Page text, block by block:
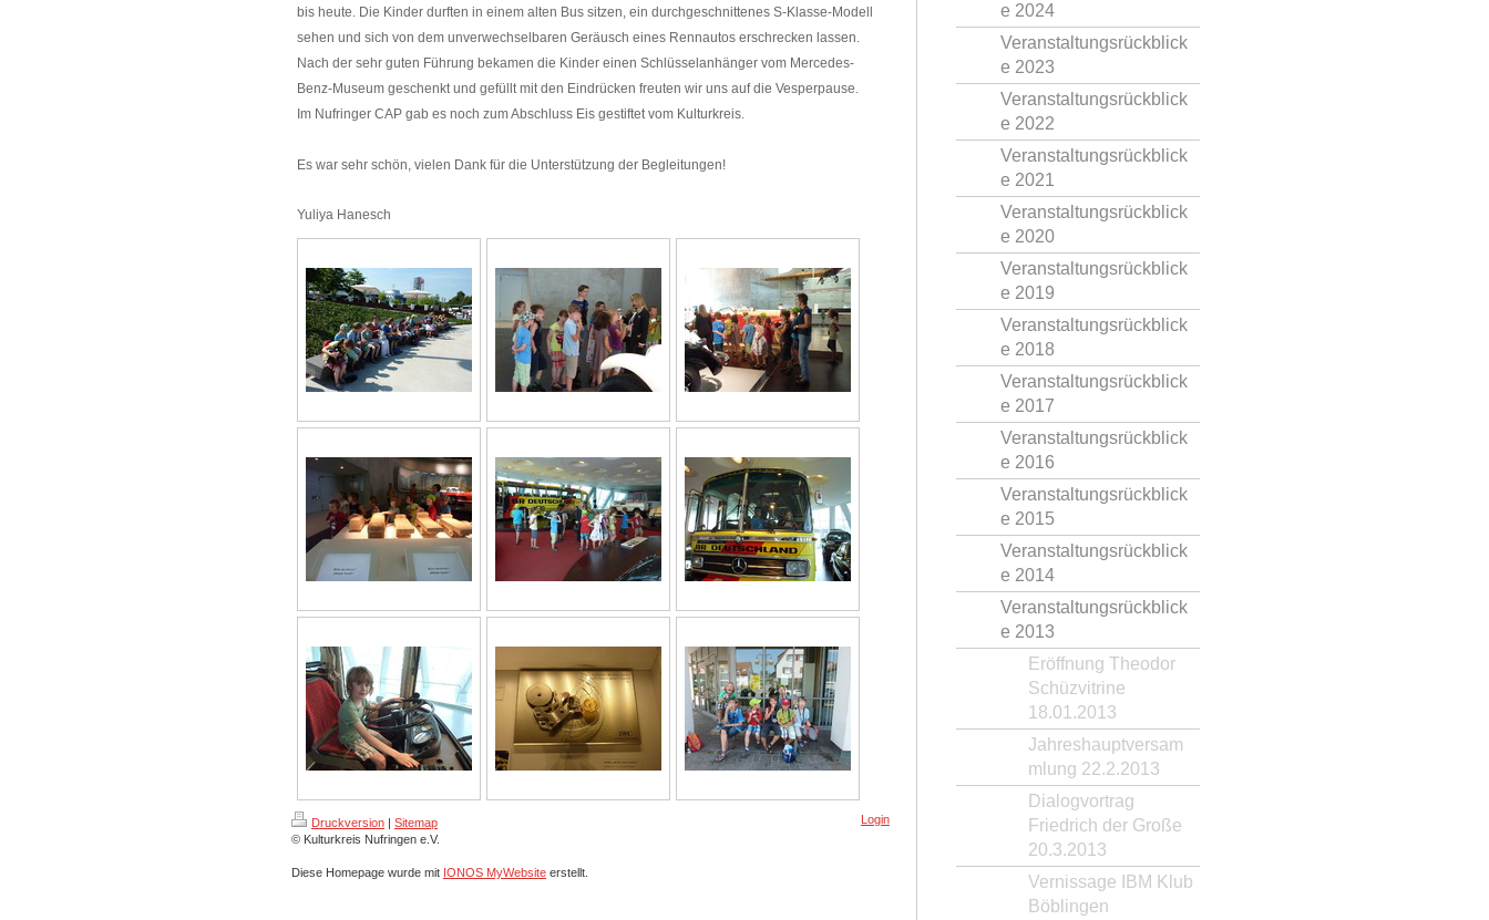
bis heute. Die Kinder durften in einem alten Bus sitzen, ein durchgeschnittenes S-Klasse-Modell
sehen und sich von dem unverwechselbaren Geräusch eines Rennautos erschrecken lassen.
Nach der sehr guten Führung bekamen die Kinder einen Schlüsselanhänger vom Mercedes-
Benz-Museum geschenkt und gefüllt mit den Eindrücken freuten wir uns auf die Vesperpause.
Im Nufringer CAP gab es noch zum Abschluss Eis gestiftet vom Kulturkreis.
Es war sehr schön, vielen Dank für die Unterstützung der Begleitungen!
Yuliya Hanesch
Druckversion | Sitemap
© Kulturkreis Nufringen e.V.
Diese Homepage wurde mit IONOS MyWebsite erstellt.
Login
e 2024
Veranstaltungsrückblick
e 2023
Veranstaltungsrückblick
e 2022
Veranstaltungsrückblick
e 2021
Veranstaltungsrückblick
e 2020
Veranstaltungsrückblick
e 2019
Veranstaltungsrückblick
e 2018
Veranstaltungsrückblick
e 2017
Veranstaltungsrückblick
e 2016
Veranstaltungsrückblick
e 2015
Veranstaltungsrückblick
e 2014
Veranstaltungsrückblick
e 2013
Eröffnung Theodor
Schüzvitrine
18.01.2013
Jahreshauptversam
mlung 22.2.2013
Dialogvortrag
Friedrich der Große
20.3.2013
Vernissage IBM Klub
Böblingen